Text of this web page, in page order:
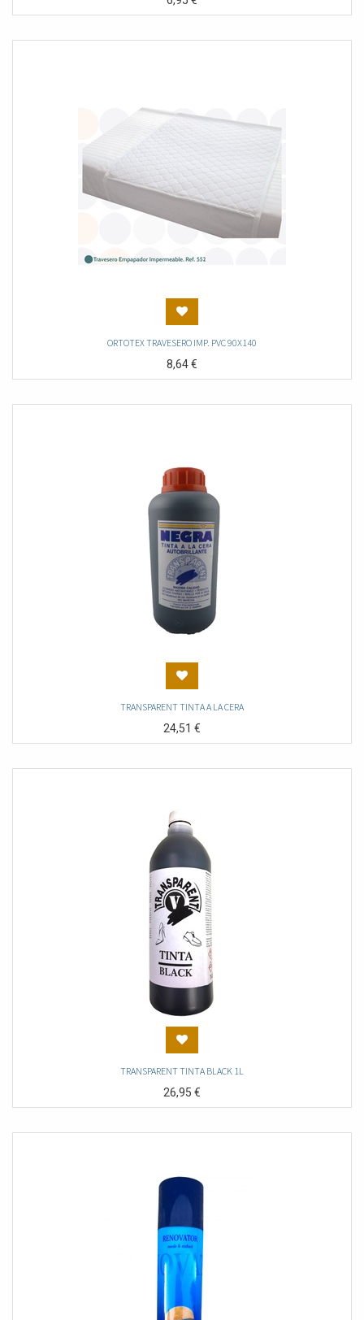
ORTOTEX TRAVESERO IMP. PVC 90X140
8,64€
TRANSPARENT TINTA A LA CERA
24,51 €
TRANSPARENT TINTA BLACK 1L
26,95€